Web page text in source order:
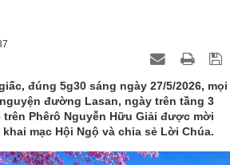
đúng 5g30 sáng ngày 27/5/2026, mọi
đường Lasan, ngày trên tầng 3
trên Phêrô Nguyễn Hữu Giải được mời
mạc Hội Ngộ và chia sẻ Lời Chúa.